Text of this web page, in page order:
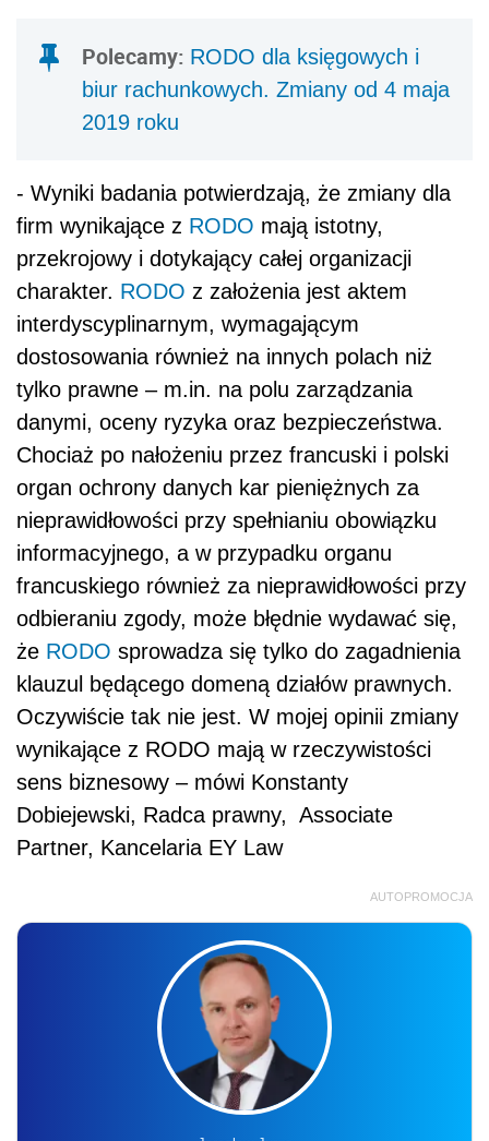
Polecamy: RODO dla księgowych i
biur rachunkowych. Zmiany od 4 maja
2019 roku
- Wyniki badania potwierdzają, że zmiany dla
firm wynikające z RODO mają istotny,
przekrojowy i dotykający całej organizacji
charakter. RODO z założenia jest aktem
interdyscyplinarnym, wymagającym
dostosowania również na innych polach niż
tylko prawne – m.in. na polu zarządzania
danymi, oceny ryzyka oraz bezpieczeństwa.
Chociaż po nałożeniu przez francuski i polski
organ ochrony danych kar pieniężnych za
nieprawidłowości przy spełnianiu obowiązku
informacyjnego, a w przypadku organu
francuskiego również za nieprawidłowości przy
odbieraniu zgody, może błędnie wydawać się,
że RODO sprowadza się tylko do zagadnienia
klauzul będącego domeną działów prawnych.
Oczywiście tak nie jest. W mojej opinii zmiany
wynikające z RODO mają w rzeczywistości
sens biznesowy – mówi Konstanty
Dobiejewski, Radca prawny, Associate
Partner, Kancelaria EY Law
AUTOPROMOCJA